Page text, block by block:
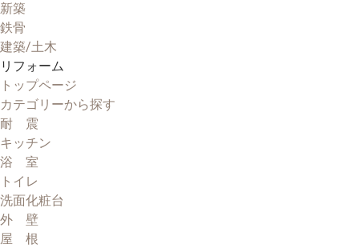
新築
鉄骨
建築/土木
リフォーム
トップページ
カテゴリーから探す
耐 震
キッチン
浴 室
トイレ
洗面化粧台
外 壁
屋 根